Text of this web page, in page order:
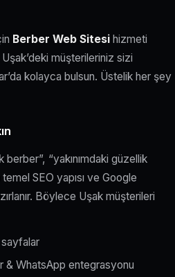
Berber Web Sitesi hizmeti
müşterileriniz sizi
kolayca bulsun. Üstelik her şey
“yakınımdaki güzellik
SEO yapısı ve Google
Böylece Uşak müşterileri
sayfalar
& WhatsApp entegrasyonu